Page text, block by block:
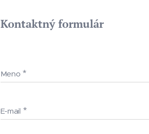
Kontaktný formulár
Meno
E-mail